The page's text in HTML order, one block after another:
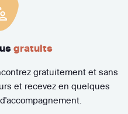
gratuits
gratuitement et sans
et recevez en quelques